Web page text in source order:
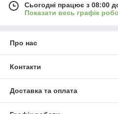
Сьогодні працює з 08:00
Показати весь графік
Про нас
Контакти
Доставка та оплата